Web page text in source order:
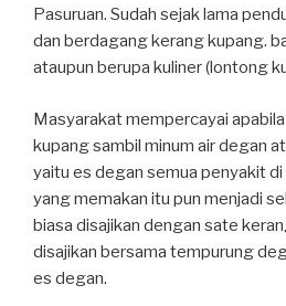
Pasuruan. Sudah sejak lama
dan berdagang kerang kupang.
ataupun berupa kuliner (lontong
Masyarakat mempercayai
kupang sambil minum air degan
yaitu es degan semua penyakit di
yang memakan itu pun menjadi
biasa disajikan dengan sate
disajikan bersama tempurung
es degan.